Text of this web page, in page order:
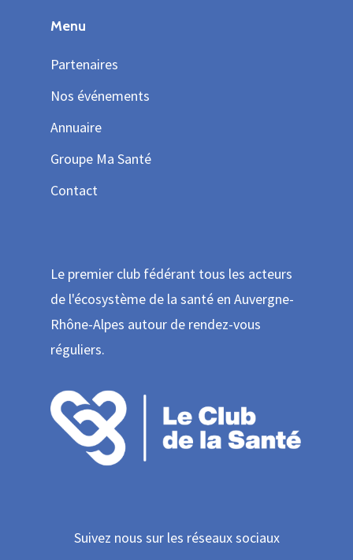
Menu
Partenaires
Nos événements
Annuaire
Groupe Ma Santé
Contact
Le premier club fédérant tous les acteurs
de l'écosystème de la santé en Auvergne-
Rhône-Alpes autour de rendez-vous
réguliers.
Suivez nous sur les réseaux sociaux